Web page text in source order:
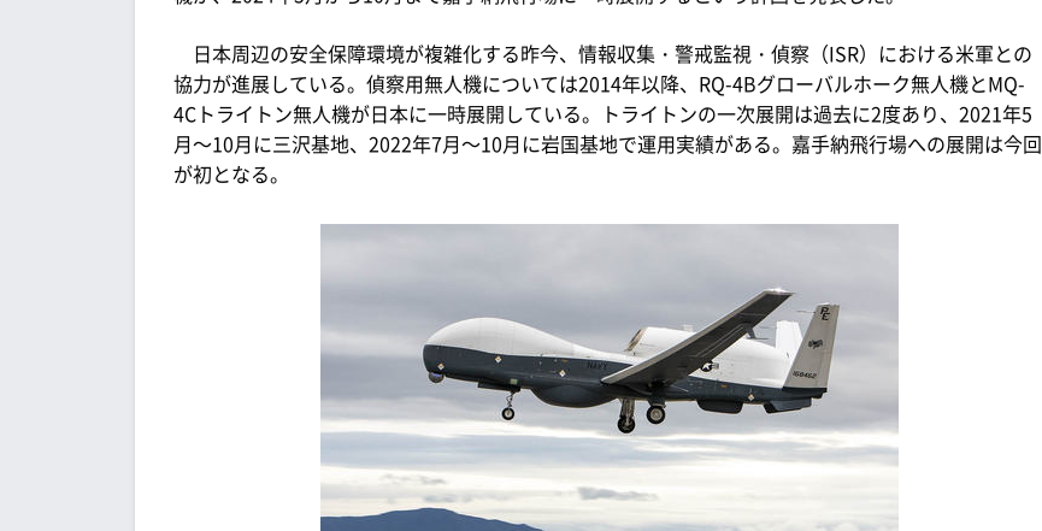
日本周辺の安全保障環境が複雑化する昨今、情報収集・警戒監視・偵察（ISR）における米軍との
協力が進展している。偵察用無人機については2014年以降、RQ-4Bグローバルホーク無人機とMQ-
4Cトライトン無人機が日本に一時展開している。トライトンの一次展開は過去に2度あり、2021年5
月～10月に三沢基地、2022年7月～10月に岩国基地で運用実績がある。嘉手納飛行場への展開は今回
が初となる。